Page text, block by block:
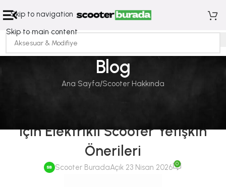
Skip to navigation
Skip to main content
Blog
Ana Sayfa Scooter Hakkında
İçin Elektrikli Scooter Yetişkin
Önerileri
Scooter BuradaAçık 23 Nisan 2026 0